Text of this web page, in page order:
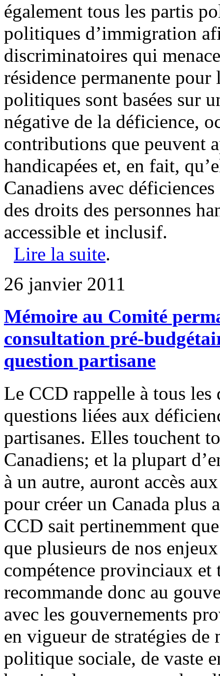
également tous les partis
politiques d’immigration
discriminatoires qui
résidence permanente
politiques sont basées sur
négative de la déficience,
contributions que peuvent
handicapées et, en fait,
Canadiens avec
des droits des personnes
accessible et inclusif.
Lire la suite.
26 janvier 2011
Mémoire au Comité
consultation pré-
question partisane
Le CCD rappelle à tous les
questions liées aux
partisanes. Elles touchent
Canadiens; et la plupart
à un autre, auront accès
pour créer un Canada plus
CCD sait pertinemment
que plusieurs de nos
compétence provinciaux
recommande donc au
avec les gouvernements
en vigueur de stratégies
politique sociale, de vaste